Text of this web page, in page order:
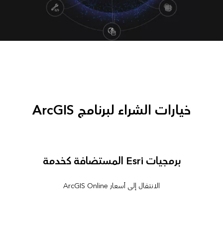
خيارات الشراء لبرنامج ArcGIS
برمجيات Esri المستضافة كخدمة
الانتقال إلى أسعار ArcGIS Online